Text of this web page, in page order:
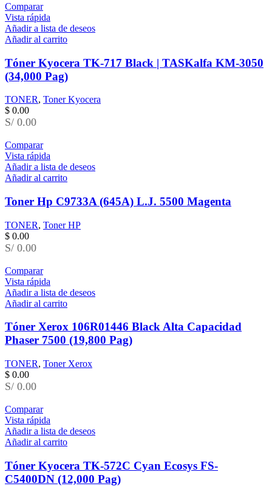
Comparar
Vista rápida
Añadir a lista de deseos
Añadir al carrito
Tóner Kyocera TK-717 Black | TASKalfa KM-3050
(34,000 Pag)
TONER, Toner Kyocera
$ 0.00
S/ 0.00
Comparar
Vista rápida
Añadir a lista de deseos
Añadir al carrito
Toner Hp C9733A (645A) L.J. 5500 Magenta
TONER, Toner HP
$ 0.00
S/ 0.00
Comparar
Vista rápida
Añadir a lista de deseos
Añadir al carrito
Tóner Xerox 106R01446 Black Alta Capacidad
Phaser 7500 (19,800 Pag)
TONER, Toner Xerox
$ 0.00
S/ 0.00
Comparar
Vista rápida
Añadir a lista de deseos
Añadir al carrito
Tóner Kyocera TK-572C Cyan Ecosys FS-
C5400DN (12,000 Pag)